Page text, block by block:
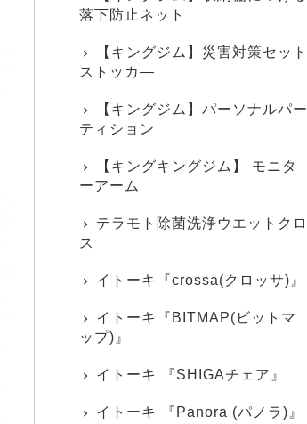
落下防止ネット
【キングジム】災害対策セット
ストッカ―
【キングジム】パーソナルパー
ティション
【キングキングジム】 モニタ
ーアーム
テラモト除菌洗浄ウエットクロ
ス
イトーキ『crossa(クロッサ)』
イトーキ『BITMAP(ビットマ
ップ)』
イトーキ 『SHIGAチェア』
イトーキ 『Panora (パノラ)』